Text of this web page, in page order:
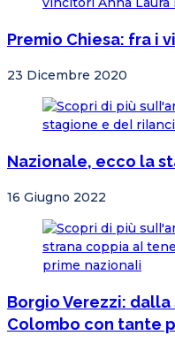
Premio Chiesa: fra i
23 Dicembre 2020
Nazionale, ecco la
16 Giugno 2022
Borgio Verezzi:
Colombo con tante